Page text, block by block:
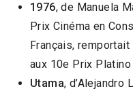
1976, de Manuela
Prix Cinéma en
Français,
aux 10e Prix Platino
Utama, d’Alejandro